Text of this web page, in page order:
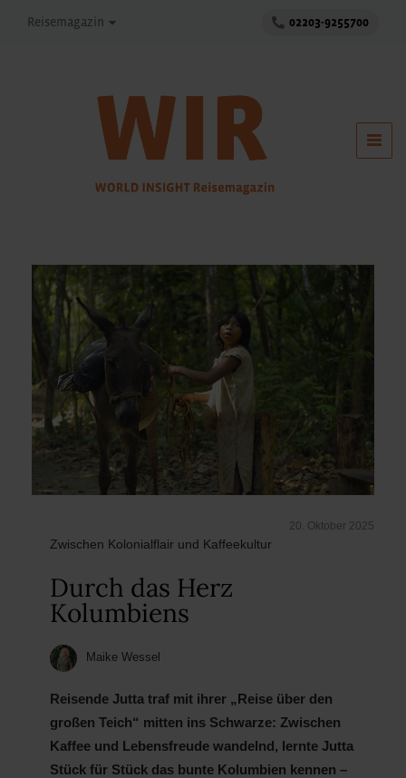
Reisemagazin 02203-9255700
Zwischen Kolonialflair und Kaffeekultur
20. Oktober 2025
Durch das Herz
Kolumbiens
Maike Wessel
Reisende Jutta traf mit ihrer „Reise über den
großen Teich“ mitten ins Schwarze: Zwischen
Kaffee und Lebensfreude wandelnd, lernte Jutta
Stück für Stück das bunte Kolumbien kennen –